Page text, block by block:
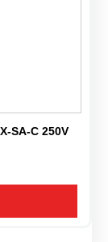
SA-C 250V